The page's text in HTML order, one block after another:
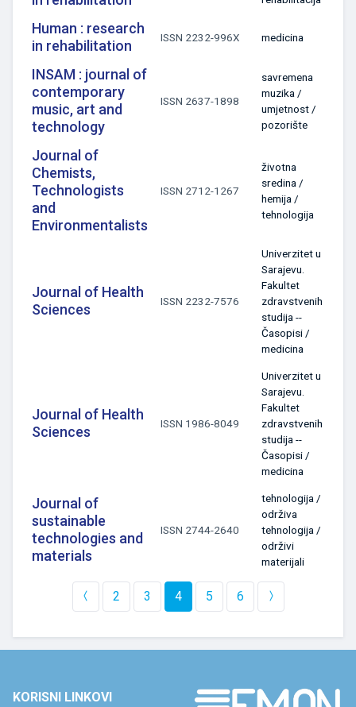
Human : research
in rehabilitation
ISSN 2232-996X medicina
INSAM : journal of
contemporary
music, art and
technology
ISSN 2637-1898
savremena
muzika /
umjetnost /
pozorište
Journal of
Chemists,
Technologists
and
Environmentalists
ISSN 2712-1267
životna
sredina /
hemija /
tehnologija
Journal of Health
Sciences
ISSN 2232-7576
Univerzitet u
Sarajevu.
Fakultet
zdravstvenih
studija --
Časopisi /
medicina
Journal of Health
Sciences
ISSN 1986-8049
Univerzitet u
Sarajevu.
Fakultet
zdravstvenih
studija --
Časopisi /
medicina
Journal of
sustainable
technologies and
materials
ISSN 2744-2640
tehnologija /
održiva
tehnologija /
održivi
materijali
2 3 4 5 6
KORISNI LINKOVI